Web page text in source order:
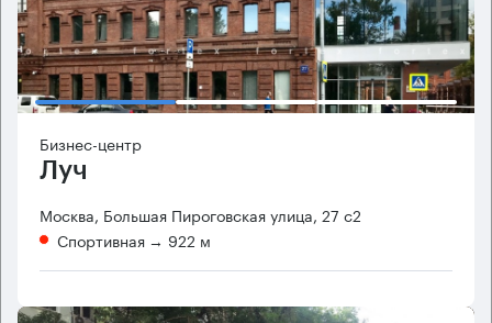
Бизнес-центр
Луч
Москва, Большая Пироговская улица, 27 с2
Спортивная → 922 м